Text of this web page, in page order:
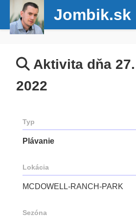
Jombik.sk
Aktivita dňa
2022
Typ
Plávanie
Lokácia
MCDOWELL-RANCH-PARK
Sezóna